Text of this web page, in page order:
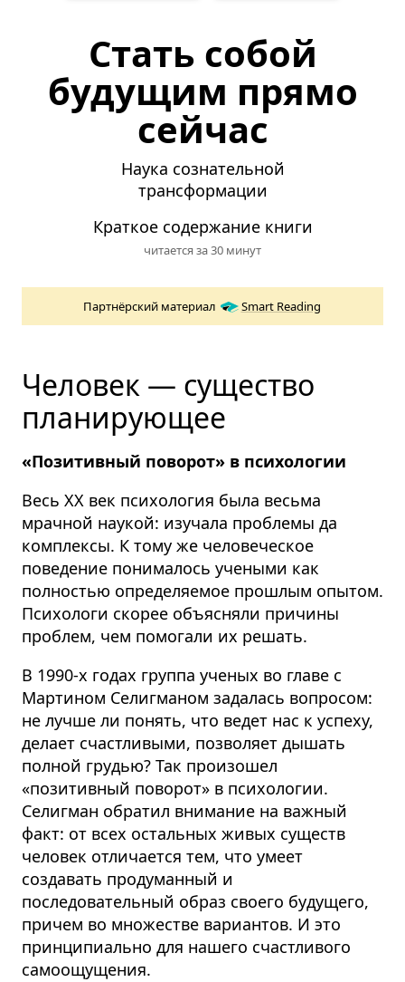
Стать собой
будущим прямо
сейчас
Наука сознательной
трансформации
Краткое содержание книги
читается за 30 минут
Партнёрский материал Smart Reading
Человек — существо
планирующее
«Позитивный поворот» в психологии
Весь XX век психология была весьма
мрачной наукой: изучала проблемы да
комплексы. К тому же человеческое
поведение понималось учеными как
полностью определяемое прошлым опытом.
Психологи скорее объясняли причины
проблем, чем помогали их решать.
В 1990-х годах группа ученых во главе с
Мартином Селигманом задалась вопросом:
не лучше ли понять, что ведет нас к успеху,
делает счастливыми, позволяет дышать
полной грудью? Так произошел
«позитивный поворот» в психологии.
Селигман обратил внимание на важный
факт: от всех остальных живых существ
человек отличается тем, что умеет
создавать продуманный и
последовательный образ своего будущего,
причем во множестве вариантов. И это
принципиально для нашего счастливого
самоощущения.